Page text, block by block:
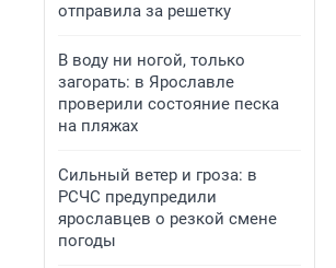
отправила за решетку
В воду ни ногой, только
загорать: в Ярославле
проверили состояние песка
на пляжах
Сильный ветер и гроза: в
РСЧС предупредили
ярославцев о резкой смене
погоды